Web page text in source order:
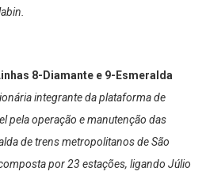
8-Diamante e 9-Esmeralda
integrante da plataforma de
pela operação e manutenção das
de trens metropolitanos de São
por 23 estações, ligando Júlio